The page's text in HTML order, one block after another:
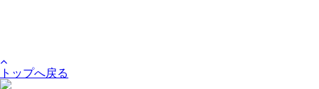
トップへ戻る